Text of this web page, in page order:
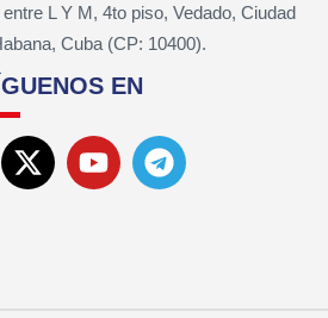
L Y M, 4to piso, Vedado, Ciudad
Cuba (CP: 10400).
EN